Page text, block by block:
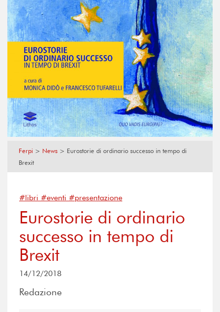
Ferpi > News > Eurostorie di ordinario successo in tempo di
Brexit
#libri #eventi #presentazione
Eurostorie di ordinario
successo in tempo di
Brexit
14/12/2018
Redazione